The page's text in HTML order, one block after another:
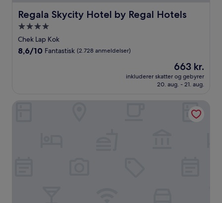
Regala Skycity Hotel by Regal Hotels
Regala Skycity Hotel by Regal Hotels
4.0-
stjernet
overnatningssted
Chek Lap Kok
8.6
anmeldelser)
8,6/10 Fantastisk (2.728 anmeldelser)
Prisen
er
663 kr.
663 kr.
inkluderer skatter og gebyrer
20. aug. - 21. aug.